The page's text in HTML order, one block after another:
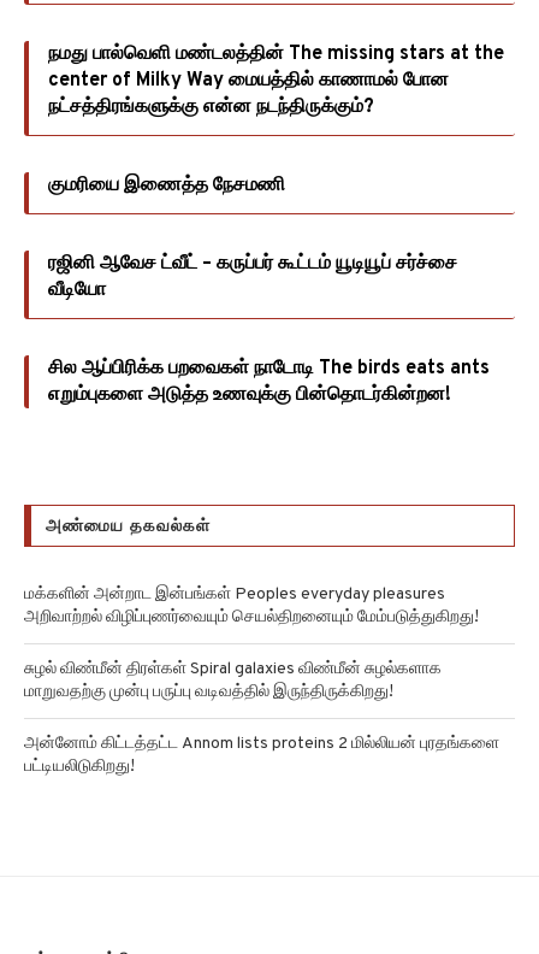
நமது பால்வெளி மண்டலத்தின் The missing stars at the
center of Milky Way மையத்தில் காணாமல் போன
நட்சத்திரங்களுக்கு என்ன நடந்திருக்கும்?
குமரியை இணைத்த நேசமணி
ரஜினி ஆவேச ட்வீட் – கருப்பர் கூட்டம் யூடியூப் சர்ச்சை
வீடியோ
சில ஆப்பிரிக்க பறவைகள் நாடோடி The birds eats ants
எறும்புகளை அடுத்த உணவுக்கு பின்தொடர்கின்றன!
அண்மைய தகவல்கள்
மக்களின் அன்றாட இன்பங்கள் Peoples everyday pleasures
அறிவாற்றல் விழிப்புணர்வையும் செயல்திறனையும் மேம்படுத்துகிறது!
சுழல் விண்மீன் திரள்கள் Spiral galaxies விண்மீன் சுழல்களாக
மாறுவதற்கு முன்பு பருப்பு வடிவத்தில் இருந்திருக்கிறது!
அன்னோம் கிட்டத்தட்ட Annom lists proteins 2 மில்லியன் புரதங்களை
பட்டியலிடுகிறது!